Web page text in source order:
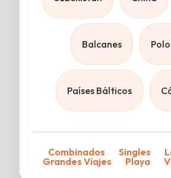
Balcanes
Países Bálticos
Combinados Singles
Grandes Viajes
Playa